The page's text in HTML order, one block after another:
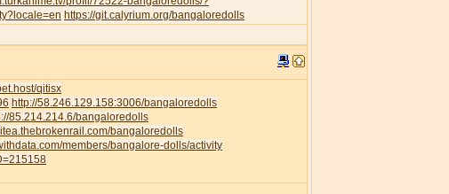
https://git.calyrium.org/bangaloredolls
qitisx
http://58.246.129.158:3006/bangaloredolls
85.214.214.6/bangaloredolls
bangaloredolls
members/bangalore-dolls/activity